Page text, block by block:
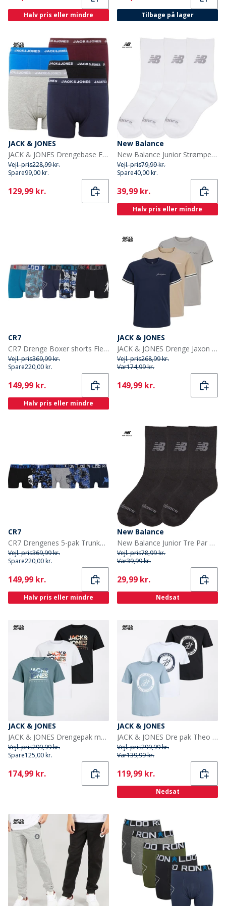
Halv pris eller mindre Tilbage på lager
JACK & JONES
JACK & JONES Drengebase Fem-pak Underbukser Multi
Vejl. pris228,99 kr.
Spare99,00 kr.
Current
129,99 kr.
New Balance
New Balance Junior Strømper med Polstring 3-pak Hvid
Vejl. pris79,99 kr.
Spare40,00 kr.
Current
39,99 kr.
Halv pris eller mindre
CR7
CR7 Drenge Boxer shorts Flerfarvet
Vejl. pris369,99 kr.
Spare220,00 kr.
Current
149,99 kr.
Halv pris eller mindre
JACK & JONES
JACK & JONES Drenge Jaxon T-shirts Flerfarvet
Vejl. pris268,99 kr.
Var174,99 kr.
Current
149,99 kr.
CR7
CR7 Drengenes 5-pak Trunker Multifarvet
Vejl. pris369,99 kr.
Spare220,00 kr.
Current
149,99 kr.
Halv pris eller mindre
New Balance
New Balance Junior Tre Par Polstrede Crew Sokker Sort
Vejl. pris78,99 kr.
Var39,99 kr.
Current
29,99 kr.
Nedsat
JACK & JONES
JACK & JONES Drengepak med 3 Luke T-shirts Sort
Vejl. pris299,99 kr.
Spare125,00 kr.
Current
174,99 kr.
JACK & JONES
JACK & JONES Dre pak Theo T-shirts til Drenge Multi
Vejl. pris299,99 kr.
Var139,99 kr.
Current
119,99 kr.
Nedsat